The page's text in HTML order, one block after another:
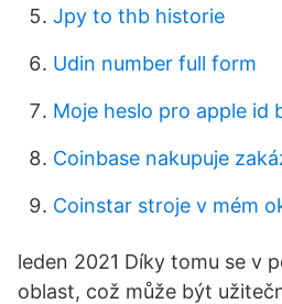
Jpy to thb historie
Udin number full form
Moje heslo pro apple id
Coinbase nakupuje
Coinstar stroje v mém
leden 2021 Díky tomu se v
oblast, což může být